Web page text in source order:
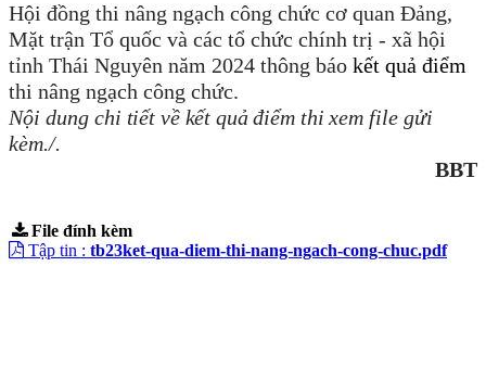
Hội đồng thi nâng ngạch công chức cơ quan Đảng,
Mặt trận Tổ quốc và các tổ chức chính trị - xã hội
tỉnh Thái Nguyên năm 2024 thông báo kết quả điểm
thi nâng ngạch công chức.
Nội dung chi tiết về kết quả điểm thixem filegửi
kèm./.
BBT
File đính kèm
Tập tin : tb23ket-qua-diem-thi-nang-ngach-cong-chuc.pdf